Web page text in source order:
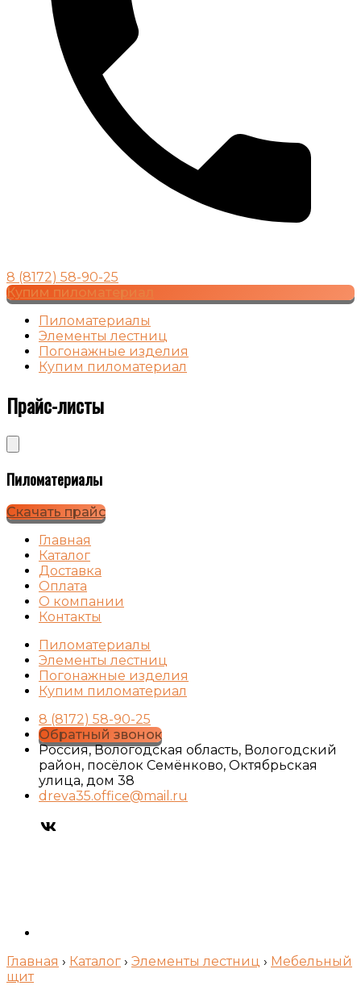
8 (8172) 58-90-25
Купим пиломатериал
Пиломатериалы
Элементы лестниц
Погонажные изделия
Купим пиломатериал
Прайс-листы
Пиломатериалы
Скачать прайс
Главная
Каталог
Доставка
Оплата
О компании
Контакты
Пиломатериалы
Элементы лестниц
Погонажные изделия
Купим пиломатериал
8 (8172) 58-90-25
Обратный звонок
Россия, Вологодская область, Вологодский
район, посёлок Семёнково, Октябрьская
улица, дом 38
dreva35.office@mail.ru
Главная › Каталог › Элементы лестниц › Мебельный
щит